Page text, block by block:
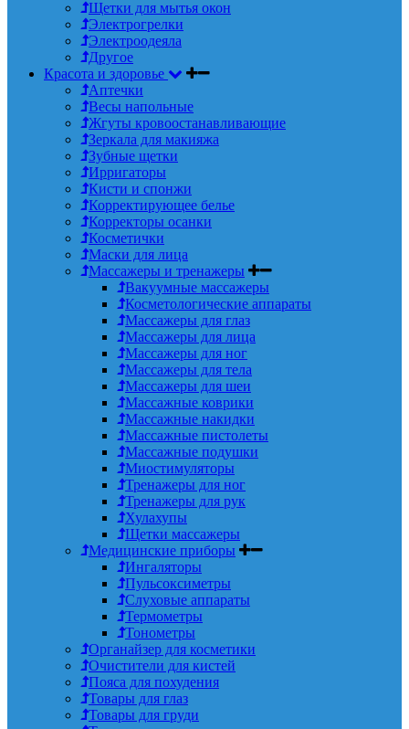
Щетки для мытья окон
Электрогрелки
Электроодеяла
Другое
Красота и здоровье
Аптечки
Весы напольные
Жгуты кровоостанавливающие
Зеркала для макияжа
Зубные щетки
Ирригаторы
Кисти и спонжи
Корректирующее белье
Корректоры осанки
Косметички
Маски для лица
Массажеры и тренажеры
Вакуумные массажеры
Косметологические аппараты
Массажеры для глаз
Массажеры для лица
Массажеры для ног
Массажеры для тела
Массажеры для шеи
Массажные коврики
Массажные накидки
Массажные пистолеты
Массажные подушки
Миостимуляторы
Тренажеры для ног
Тренажеры для рук
Хулахупы
Щетки массажеры
Медицинские приборы
Ингаляторы
Пульсоксиметры
Слуховые аппараты
Термометры
Тонометры
Органайзер для косметики
Очистители для кистей
Пояса для похудения
Товары для глаз
Товары для груди